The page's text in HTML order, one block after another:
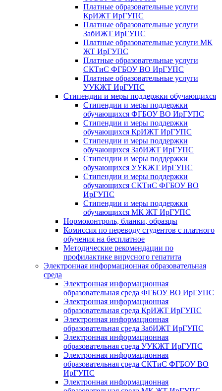
Платные образовательные услуги
КрИЖТ ИрГУПС
Платные образовательные услуги
ЗабИЖТ ИрГУПС
Платные образовательные услуги МК
ЖТ ИрГУПС
Платные образовательные услуги
СКТиС ФГБОУ ВО ИрГУПС
Платные образовательные услуги
УУКЖТ ИрГУПС
Стипендии и меры поддержки обучающихся
Стипендии и меры поддержки
обучающихся ФГБОУ ВО ИрГУПС
Стипендии и меры поддержки
обучающихся КрИЖТ ИрГУПС
Стипендии и меры поддержки
обучающихся ЗабИЖТ ИрГУПС
Стипендии и меры поддержки
обучающихся УУКЖТ ИрГУПС
Стипендии и меры поддержки
обучающихся СКТиС ФГБОУ ВО
ИрГУПС
Стипендии и меры поддержки
обучающихся МК ЖТ ИрГУПС
Нормоконтроль, бланки, образцы
Комиссия по переводу студентов с платного
обучения на бесплатное
Методические рекомендации по
профилактике вирусного гепатита
Электронная информационная образовательная
среда
Электронная информационная
образовательная среда ФГБОУ ВО ИрГУПС
Электронная информационная
образовательная среда КрИЖТ ИрГУПС
Электронная информационная
образовательная среда ЗабИЖТ ИрГУПС
Электронная информационная
образовательная среда УУКЖТ ИрГУПС
Электронная информационная
образовательная среда СКТиС ФГБОУ ВО
ИрГУПС
Электронная информационная